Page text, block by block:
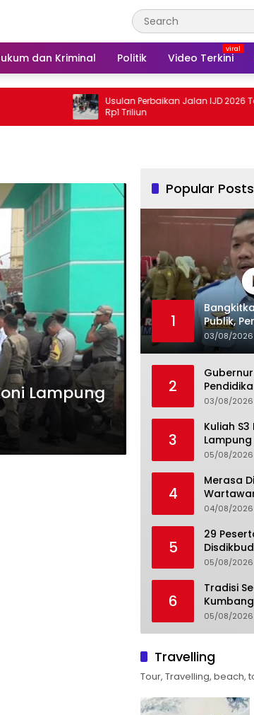
dan Kriminal Politik Video Terkini
Usulan Perbaikan Jalan IJD 2026 Tembus
Rp1 Triliun
Lampung
Popular Posts
1
Publik,
Lampung
03/08/2026
2
Kemiskinan
03/08/2026
3
Kuliah
Luar
05/08/2026
4
Merasa
04/08/2026
5
29
05/08/2026
6
Tradisi
Tahun
05/08/2026
Travelling
Tour, Travelling, beach,